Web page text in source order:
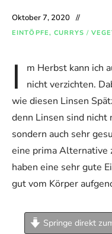
Oktober 7, 2020
EINTÖPFE, CURRYS /
I
m Herbst kann ich
nicht verzichten.
wie diesen Linsen
denn Linsen sind nicht
sondern auch sehr
eine prima Alternative
haben eine sehr gute
gut vom Körper
Springe direkt